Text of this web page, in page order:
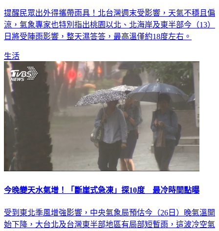
提醒民眾出外得攜帶雨具！北台灣週末受影響，天氣不穩且偏
涼，氣象專家也特別指出桃園以北、北海岸及東半部今（13）
日將受陣雨影響，整天濕答答，最高溫僅約18度左右。
生活
今晚變天水氣增！「斷崖式急凍」探10度 最冷時間點曝
受到東北季風增強影響，中央氣象局預估今（26日）晚氣溫開
始下降，大台北及台灣東半部地區有局部短暫雨，這波冷空氣